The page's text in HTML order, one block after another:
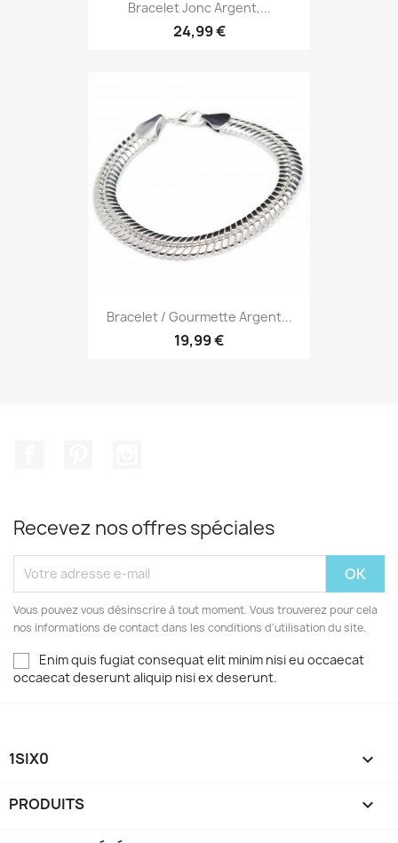
Bracelet Jonc Argent,...
24,99 €
Bracelet / Gourmette Argent...
19,99 €
Recevez nos offres spéciales
Vous pouvez vous désinscrire à tout moment. Vous trouverez pour cela
nos informations de contact dans les conditions d'utilisation du site.
Enim quis fugiat consequat elit minim nisi eu occaecat
occaecat deserunt aliquip nisi ex deserunt.
1SIX0 
PRODUITS 